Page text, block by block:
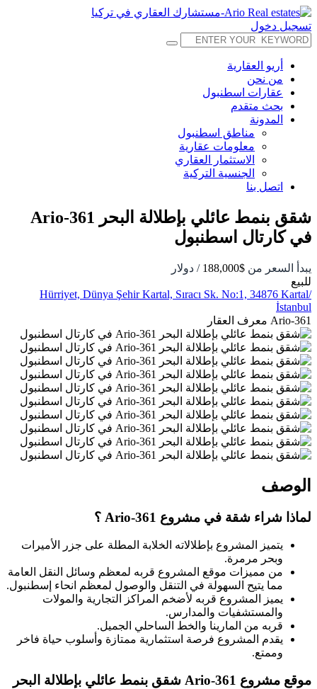
تسجيل دخول
أريو العقارية
من نحن
عقارات اسطنبول
بحث متقدم
المدونة
مناطق اسطنبول
معلومات عقارية
الاستثمار العقاري
الجنسية التركية
اتصل بنا
شقق بنمط عائلي بإطلالة البحر 361-Ario
في كارتال اسطنبول
يبدأ السعر من $188,000
/ دولار
للبيع
Hürriyet, Dünya Şehir Kartal, Sıracı Sk. No:1, 34876 Kartal/
İstanbul
361-Ario
معرف العقار
الوصف
لماذا شراء شقة في مشروع 361-Ario ؟
يتميز المشروع بإطلالاته الخلابة المطلة على جزر الأميرات
وبحر مرمرة.
من مميزات موقع المشروع قربه لمعظم وسائل النقل العامة
مما يتيح السهولة في التنقل والوصول لمعظم انحاء إسطنبول.
يميز المشروع قربه لأضخم المراكز التجارية والمولات
والمستشفيات والمدارس.
قربه من المارينا والخط الساحلي الجميل.
يقدم المشروع فرصة استثمارية ممتازة وأسلوب حياة فاخر
وممتع.
موقع مشروع 361-Ario شقق بنمط عائلي بإطلالة البحر